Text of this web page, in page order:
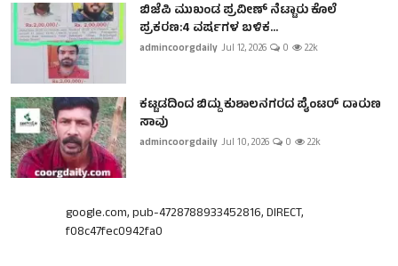
ಬಿಜೆಪಿ ಮುಖಂಡ ಪ್ರವೀಣ್ ನೆಟ್ಟಾರು ಕೊಲೆ
ಪ್ರಕರಣ:4 ವರ್ಷಗಳ ಬಳಿಕ...
admincoorgdaily Jul 12, 2026 0 2.2k
ಕಟ್ಟಡದಿಂದ ಬಿದ್ದು ಕುಶಾಲನಗರದ ಪೈಂಟರ್ ದಾರುಣ
ಸಾವು
admincoorgdaily Jul 10, 2026 0 2.2k
google.com, pub-4728788933452816, DIRECT,
f08c47fec0942fa0